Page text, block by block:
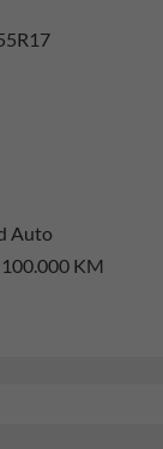
Auto
KM